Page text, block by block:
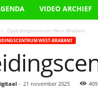
VIDEO ARCHIEF
Opleidingscentrum West-Brabant
WEST-BRABANT
- 21 november 2025 409